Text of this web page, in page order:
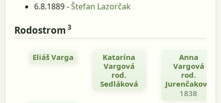
6.8.1889 -Štefan Lazorčak
Rodostrom 3
Eliáš Varga
Katarína
Vargová
rod.
Sedláková
Anna
Vargová
rod.
Jurenčaková
1838